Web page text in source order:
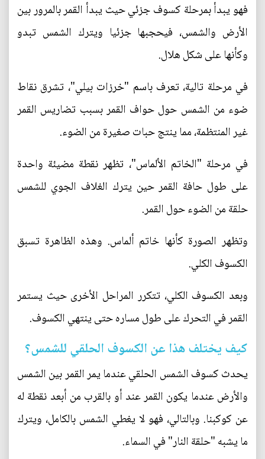
فهو يبدأ بمرحلة كسوف جزئي حيث يبدأ القمر بالمرور بين
الأرض والشمس، فيحجبها جزئيا ويترك الشمس تبدو
وكأنها على شكل هلال.
في مرحلة تالية، تعرف باسم "خرزات بيلي"، تشرق نقاط
ضوء من الشمس حول حواف القمر بسبب تضاريس القمر
غير المنتظمة، مما ينتج حبات صغيرة من الضوء.
في مرحلة "الخاتم الألماس"، تظهر نقطة مضيئة واحدة
على طول حافة القمر حين يترك الغلاف الجوي للشمس
حلقة من الضوء حول القمر.
وتظهر الصورة كأنها خاتم ألماس. وهذه الظاهرة تسبق
الكسوف الكلي.
وبعد الكسوف الكلي، تتكرر المراحل الأخرى حيث يستمر
القمر في التحرك على طول مساره حتى ينتهي الكسوف.
كيف يختلف هذا عن الكسوف الحلقي للشمس؟
يحدث كسوف الشمس الحلقي عندما يمر القمر بين الشمس
والأرض عندما يكون القمر عند أو بالقرب من أبعد نقطة له
عن كوكبنا. وبالتالي، فهو لا يغطي الشمس بالكامل، ويترك
ما يشبه "حلقة النار" في السماء.